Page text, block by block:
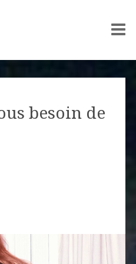
besoin de